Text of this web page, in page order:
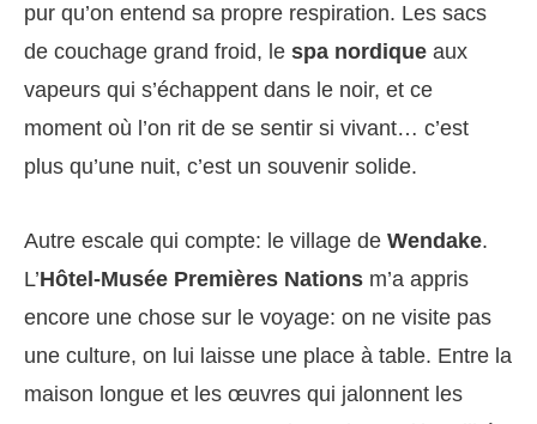
pur qu’on entend sa propre respiration. Les sacs
de couchage grand froid, le spa nordique aux
vapeurs qui s’échappent dans le noir, et ce
moment où l’on rit de se sentir si vivant… c’est
plus qu’une nuit, c’est un souvenir solide.
Autre escale qui compte: le village de Wendake.
L’Hôtel-Musée Premières Nations m’a appris
encore une chose sur le voyage: on ne visite pas
une culture, on lui laisse une place à table. Entre la
maison longue et les œuvres qui jalonnent les